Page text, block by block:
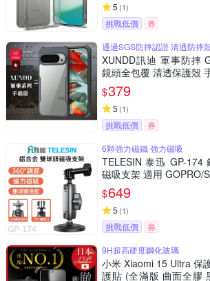
5 (1)
挑戰低價
券
通過SGS防摔認證 清透防摔
XUNDD訊迪 軍事防摔
鏡頭全包覆 清透保護殼
$379
5 (1)
挑戰低價
券
6顆強力磁鐵 強力磁吸
TELESIN 泰迅 GP-174
磁吸支架 適用 GOPRO/
$649
5 (1)
挑戰低價
券
9H超高硬度鋼化玻璃
小米 Xiaomi 15 Ultra 保
護貼 (全滿版 曲面全膠